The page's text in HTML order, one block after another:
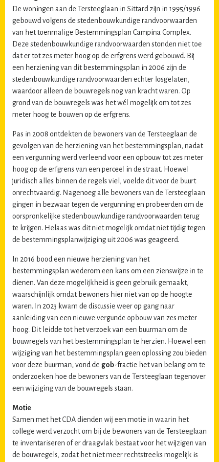
De woningen aan de Tersteeglaan in Sittard zijn in 1995/1996
gebouwd volgens de stedenbouwkundige randvoorwaarden
van het toenmalige Bestemmingsplan Campina Complex.
Deze stedenbouwkundige randvoorwaarden stonden niet toe
dat er tot zes meter hoog op de erfgrens werd gebouwd. Bij
een herziening van dit bestemmingsplan in 2006 zijn de
stedenbouwkundige randvoorwaarden echter losgelaten,
waardoor alleen de bouwregels nog van kracht waren. Op
grond van de bouwregels was het wél mogelijk om tot zes
meter hoog te bouwen op de erfgrens.
Pas in 2008 ontdekten de bewoners van de Tersteeglaan de
gevolgen van de herziening van het bestemmingsplan, nadat
een vergunning werd verleend voor een opbouw tot zes meter
hoog op de erfgrens van een perceel in de straat. Hoewel
juridisch alles binnen de regels viel, voelde dit voor de buurt
onrechtvaardig. Nagenoeg alle bewoners van de Tersteeglaan
gingen in bezwaar tegen de vergunning en probeerden om de
oorspronkelijke stedenbouwkundige randvoorwaarden terug
te krijgen. Helaas was dit niet mogelijk omdat niet tijdig tegen
de bestemmingsplanwijziging uit 2006 was geageerd.
In 2016 bood een nieuwe herziening van het
bestemmingsplan wederom een kans om een zienswijze in te
dienen. Van deze mogelijkheid is geen gebruik gemaakt,
waarschijnlijk omdat bewoners hier niet van op de hoogte
waren. In 2023 kwam de discussie weer op gang naar
aanleiding van een nieuwe vergunde opbouw van zes meter
hoog. Dit leidde tot het verzoek van een buurman om de
bouwregels van het bestemmingsplan te herzien. Hoewel een
wijziging van het bestemmingsplan geen oplossing zou bieden
voor deze buurman, vond de gob-fractie het van belang om te
onderzoeken hoe de bewoners van de Tersteeglaan tegenover
een wijziging van de bouwregels staan.
Motie
Samen met het CDA dienden wij een motie in waarin het
college werd verzocht om bij de bewoners van de Tersteeglaan
te inventariseren of er draagvlak bestaat voor het wijzigen van
de bouwregels, zodat het niet meer rechtstreeks mogelijk is